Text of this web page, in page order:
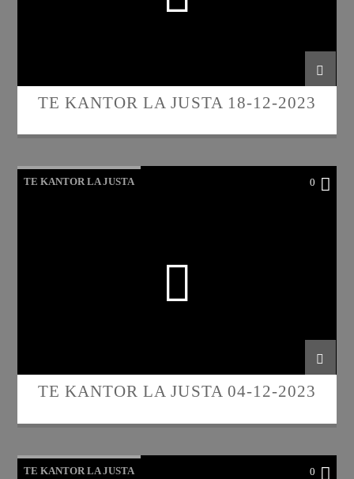
TE KANTOR LA JUSTA 18-12-2023
TE KANTOR LA JUSTA 0
TE KANTOR LA JUSTA 04-12-2023
TE KANTOR LA JUSTA 0